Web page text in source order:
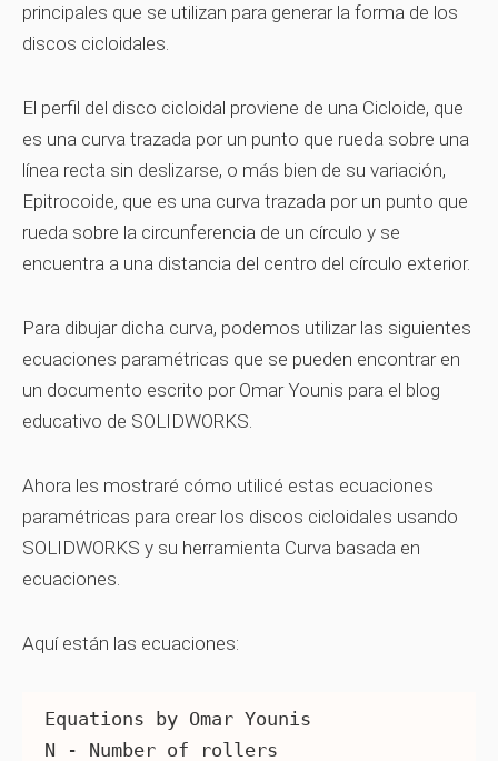
principales que se utilizan para generar la forma de los
discos cicloidales.
El perfil del disco cicloidal proviene de una Cicloide, que
es una curva trazada por un punto que rueda sobre una
línea recta sin deslizarse, o más bien de su variación,
Epitrocoide, que es una curva trazada por un punto que
rueda sobre la circunferencia de un círculo y se
encuentra a una distancia del centro del círculo exterior.
Para dibujar dicha curva, podemos utilizar las siguientes
ecuaciones paramétricas que se pueden encontrar en
un documento escrito por Omar Younis para el blog
educativo de SOLIDWORKS.
Ahora les mostraré cómo utilicé estas ecuaciones
paramétricas para crear los discos cicloidales usando
SOLIDWORKS y su herramienta Curva basada en
ecuaciones.
Aquí están las ecuaciones:
Equations by Omar Younis
N - Number of rollers